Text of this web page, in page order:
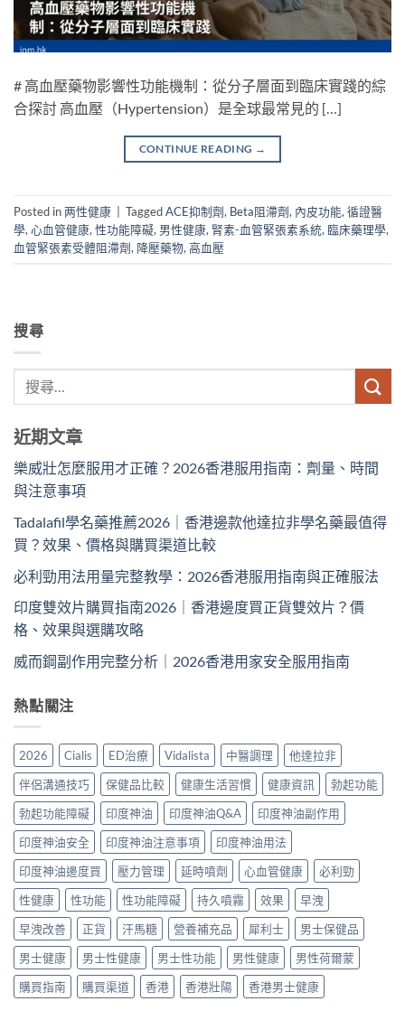
# 高血壓藥物影響性功能機制：從分子層面到臨床實踐的綜
合探討 高血壓（Hypertension）是全球最常見的 […]
CONTINUE READING →
Posted in两性健康 | TaggedACE抑制劑, Beta阻滯劑, 內皮功能, 循證醫
學, 心血管健康, 性功能障礙, 男性健康, 腎素-血管緊張素系統, 臨床藥理學,
血管緊張素受體阻滯劑, 降壓藥物, 高血壓
搜尋
近期文章
樂威壯怎麼服用才正確？2026香港服用指南：劑量、時間
與注意事項
Tadalafil學名藥推薦2026｜香港邊款他達拉非學名藥最值得
買？效果、價格與購買渠道比較
必利勁用法用量完整教學：2026香港服用指南與正確服法
印度雙效片購買指南2026｜香港邊度買正貨雙效片？價
格、效果與選購攻略
威而鋼副作用完整分析｜2026香港用家安全服用指南
熱點關注
2026 Cialis ED治療 Vidalista 中醫調理
他達拉非
伴侶溝通技巧
保健品比較 健康生活習慣 健康資訊
勃起功能
勃起功能障礙
印度神油 印度神油Q&A
印度神油副作用
印度神油安全
印度神油注意事項
印度神油用法
印度神油邊度買
壓力管理 延時噴劑 心血管健康
必利勁
性健康
性功能 性功能障礙 持久噴霧 效果
早洩
早洩改善
正貨 汗馬糖 營養補充品 犀利士
男士保健品
男士健康
男士性健康 男士性功能 男性健康
男性荷爾蒙
購買指南
購買渠道 香港 香港壯陽 香港男士健康